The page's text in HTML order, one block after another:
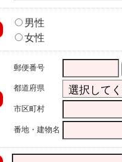
男性
女性
郵便番号
都道府県
市区町村
番地・建物名